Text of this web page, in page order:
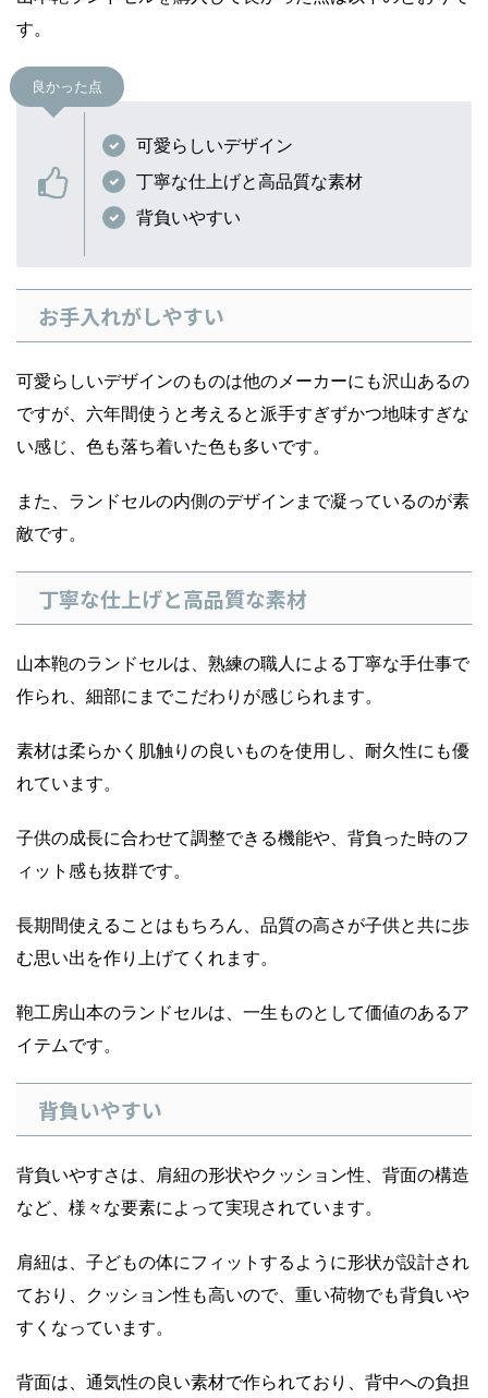
す。
良かった点
可愛らしいデザイン
丁寧な仕上げと高品質な素材
背負いやすい
お手入れがしやすい
可愛らしいデザインのものは他のメーカーにも沢山あるの
ですが、六年間使うと考えると派手すぎずかつ地味すぎな
い感じ、色も落ち着いた色も多いです。
また、ランドセルの内側のデザインまで凝っているのが素
敵です。
丁寧な仕上げと高品質な素材
山本鞄のランドセルは、熟練の職人による丁寧な手仕事で
作られ、細部にまでこだわりが感じられます。
素材は柔らかく肌触りの良いものを使用し、耐久性にも優
れています。
子供の成長に合わせて調整できる機能や、背負った時のフ
ィット感も抜群です。
長期間使えることはもちろん、品質の高さが子供と共に歩
む思い出を作り上げてくれます。
鞄工房山本のランドセルは、一生ものとして価値のあるア
イテムです。
背負いやすい
背負いやすさは、肩紐の形状やクッション性、背面の構造
など、様々な要素によって実現されています。
肩紐は、子どもの体にフィットするように形状が設計され
ており、クッション性も高いので、重い荷物でも背負いや
すくなっています。
背面は、通気性の良い素材で作られており、背中への負担